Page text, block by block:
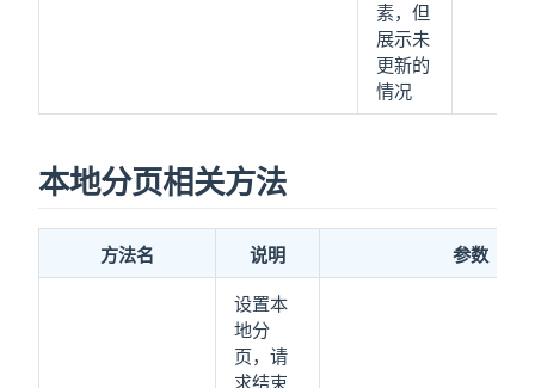
素，但
展示未
更新的
情况
本地分页相关方法
方法名 说明 参数
设置本
地分
页，请
求结束